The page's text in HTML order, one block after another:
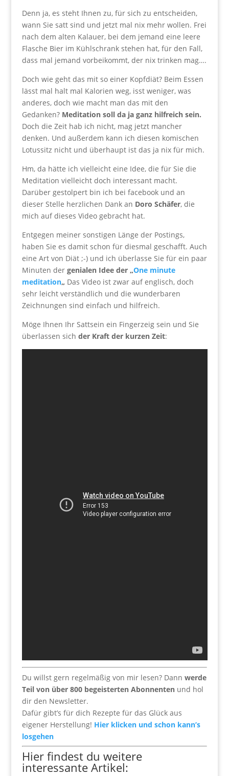
Denn ja, es steht Ihnen zu, für sich zu entscheiden,
wann Sie satt sind und jetzt mal nix mehr wollen. Frei
nach dem alten Kalauer, bei dem jemand eine leere
Flasche Bier im Kühlschrank stehen hat, für den Fall,
dass mal jemand vorbeikommt, der nix trinken mag….
Doch wie geht das mit so einer Kopfdiät? Beim Essen
lässt mal halt mal Kalorien weg, isst weniger, was
anderes, doch wie macht man das mit den
Gedanken? Meditation soll da ja ganz hilfreich sein.
Doch die Zeit hab ich nicht, mag jetzt mancher
denken. Und außerdem kann ich diesen komischen
Lotussitz nicht und überhaupt ist das ja nix für mich.
Hm, da hätte ich vielleicht eine Idee, die für Sie die
Meditation vielleicht doch interessant macht.
Darüber gestolpert bin ich bei facebook und an
dieser Stelle herzlichen Dank an Doro Schäfer, die
mich auf dieses Video gebracht hat.
Entgegen meiner sonstigen Länge der Postings,
haben Sie es damit schon für diesmal geschafft. Auch
eine Art von Diät ;-) und ich überlasse Sie für ein paar
Minuten der genialen Idee der „One minute
meditation„Das Video ist zwar auf englisch, doch
sehr leicht verständlich und die wunderbaren
Zeichnungen sind einfach und hilfreich.
Möge Ihnen Ihr Sattsein ein Fingerzeig sein und Sie
überlassen sich der Kraft der kurzen Zeit:
Du willst gern regelmäßig von mir lesen? Dann werde
Teil von über 800 begeisterten Abonnentenund hol
dir den Newsletter.
Dafür gibt’s für dich Rezepte für das Glück aus
eigener Herstellung! Hier klicken und schon kann’s
losgehen
Hier findest du weitere
interessante Artikel: